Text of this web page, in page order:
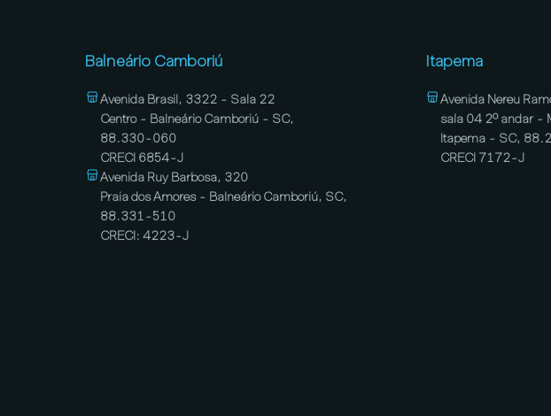
Balneário Camboriú
Avenida Brasil, 3322 - Sala 22
Centro - Balneário Camboriú - SC,
88.330-060
CRECI 6854-J
Avenida Ruy Barbosa, 320
Praia dos Amores - Balneário Camboriú, SC,
88.331-510
CRECI: 4223-J
Itapema
Avenida Nereu
sala 04 2º andar -
Itapema - SC,
CRECI 7172-J